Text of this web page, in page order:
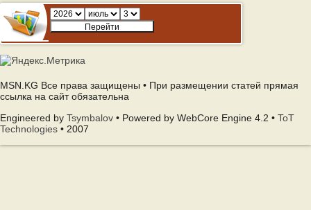
MSN.KG Все права защищены • При размещении статей прямая
ссылка на сайт обязательна
Engineered by Tsymbalov • Powered by WebCore Engine 4.2 • ToT
Technologies • 2007